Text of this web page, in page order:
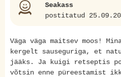
Seakass
postitatud
Väga väga maitsev moos!
kergelt sauseguriga, et
jääks. Ja kuigi retseptis
võtsin enne püreestamist